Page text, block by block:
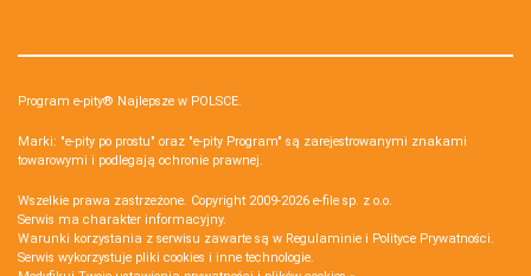
Program e-pity® Najlepsze w POLSCE.
Marki: "e-pity po prostu" oraz "e-pity Program" są zarejestrowanymi znakami
towarowymi i podlegają ochronie prawnej.
Wszelkie prawa zastrzeżone. Copyright 2009-2026 e-file sp. z o.o.
Serwis ma charakter informacyjny.
Warunki korzystania z serwisu zawarte są w Regulaminie i Polityce Prywatności.
Serwis wykorzystuje pliki cookies i inne technologie.